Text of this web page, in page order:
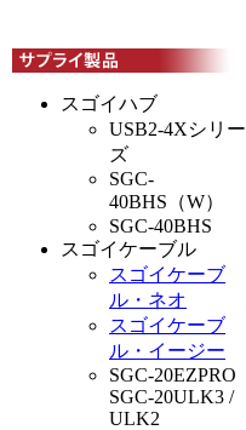
スゴイハブ
USB2-4Xシリー
ズ
SGC-
40BHS（W）
SGC-40BHS
スゴイケーブル
スゴイケーブ
ル・ネオ
スゴイケーブ
ル・イージー
SGC-20EZPRO
SGC-20ULK3 /
ULK2